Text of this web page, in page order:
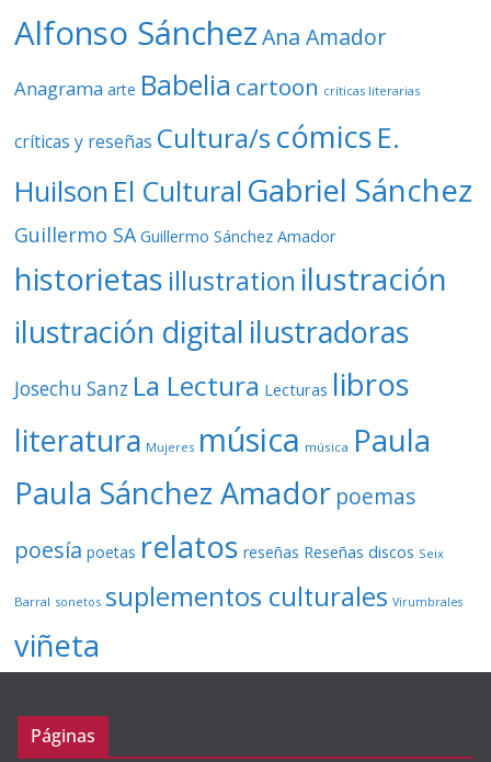
Alfonso Sánchez Ana Amador
Anagrama arte Babelia cartoon críticas literarias
críticas y reseñas Cultura/s cómics E.
Huilson El Cultural Gabriel Sánchez
Guillermo SA Guillermo Sánchez Amador
historietas illustration ilustración
ilustración digital ilustradoras
Josechu Sanz La Lectura Lecturas libros
literatura Mujeres música música Paula
Paula Sánchez Amador poemas
poesía poetas relatos reseñas Reseñas discos Seix
Barral sonetos suplementos culturales Virumbrales
viñeta
Páginas